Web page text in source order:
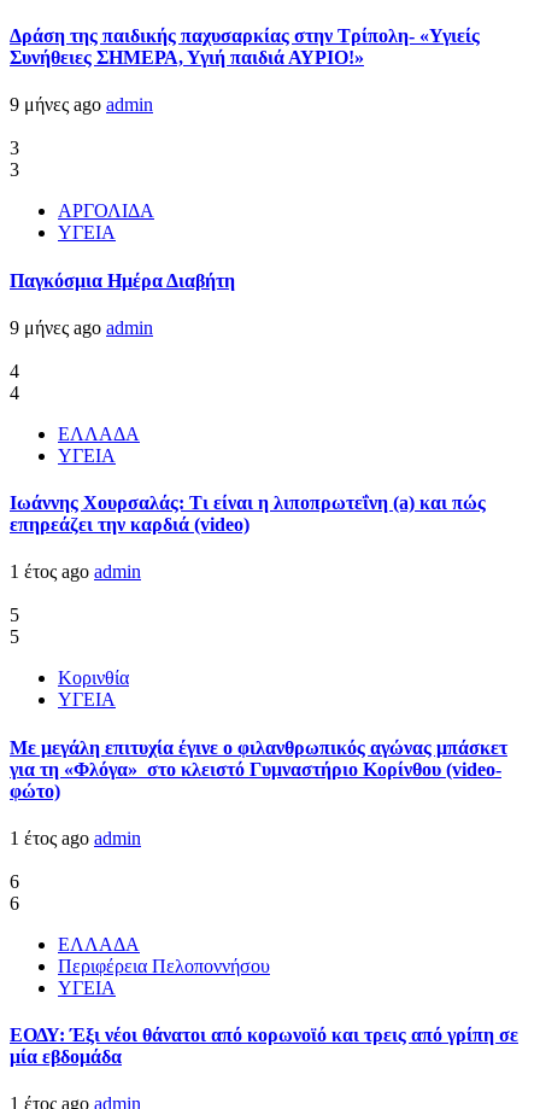
Δράση της παιδικής παχυσαρκίας στην Τρίπολη- «Υγιείς
Συνήθειες ΣΗΜΕΡΑ, Υγιή παιδιά ΑΥΡΙΟ!»
9 μήνες ago admin
3
3
ΑΡΓΟΛΙΔΑ
ΥΓΕΙΑ
Παγκόσμια Ημέρα Διαβήτη
9 μήνες ago admin
4
4
ΕΛΛΑΔΑ
ΥΓΕΙΑ
Ιωάννης Χουρσαλάς: Τι είναι η λιποπρωτεΐνη (a) και πώς
επηρεάζει την καρδιά (video)
1 έτος ago admin
5
5
Κορινθία
ΥΓΕΙΑ
Με μεγάλη επιτυχία έγινε ο φιλανθρωπικός αγώνας μπάσκετ
για τη «Φλόγα» στο κλειστό Γυμναστήριο Κορίνθου (video-
φώτο)
1 έτος ago admin
6
6
ΕΛΛΑΔΑ
Περιφέρεια Πελοποννήσου
ΥΓΕΙΑ
ΕΟΔΥ: Έξι νέοι θάνατοι από κορωνοϊό και τρεις από γρίπη σε
μία εβδομάδα
1 έτος ago admin